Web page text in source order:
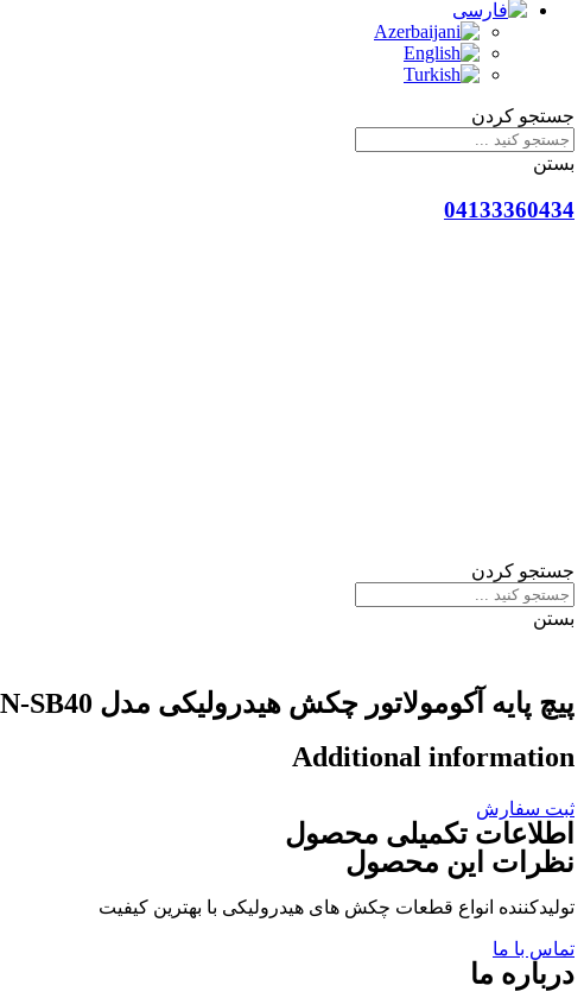
جستجو کردن
بستن
04133360434
جستجو کردن
بستن
پیچ پایه آکومولاتور چکش هیدرولیکی مدل SOOSAN-SB40
Additional information
ثبت سفارش
اطلاعات تکمیلی محصول
نظرات این محصول
تولیدکننده انواع قطعات چکش های هیدرولیکی با بهترین کیفیت
تماس با ما
درباره ما